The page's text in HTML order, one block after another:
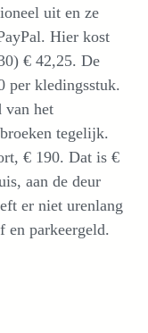
uit en ze
Hier kost
€ 42,25. De
per kledingsstuk.
van het
tegelijk.
€ 190. Dat is €
aan de deur
er niet urenlang
en parkeergeld.